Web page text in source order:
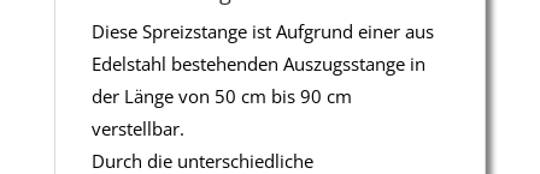
Diese Spreizstange ist Aufgrund einer aus
Edelstahl bestehenden Auszugsstange in
der Länge von 50 cm bis 90 cm
verstellbar.
Durch die unterschiedliche